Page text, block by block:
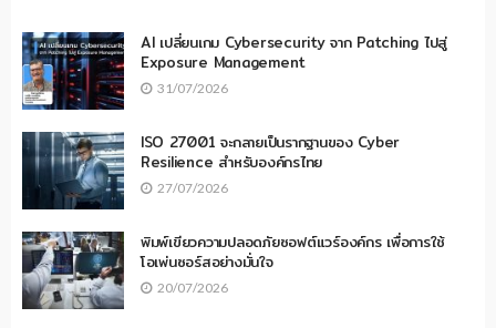
AI เปลี่ยนเกม Cybersecurity จาก Patching ไปสู่
Exposure Management
31/07/2026
ISO 27001 จะกลายเป็นรากฐานของ Cyber
Resilience สำหรับองค์กรไทย
27/07/2026
พิมพ์เขียวความปลอดภัยซอฟต์แวร์องค์กร เพื่อการใช้
โอเพ่นซอร์สอย่างมั่นใจ
20/07/2026